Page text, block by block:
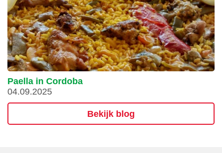
Paella in Cordoba
04.09.2025
Bekijk blog